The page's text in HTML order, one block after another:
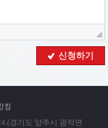
성된 후에는 예외 없이
용목적이 달성된
신청하기
침
(경기도 양주시 광적면